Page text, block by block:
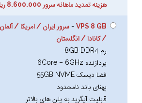
هزینه تمدید ماهانه سرور 8.600.000 ریال
VPS 8 GB
- سرور ایران / امریکا /
/ کانادا / انگلستان
رم 8GB DDR4
پردازنده 6Core – 6GHz
فضا دیسک 55GB NVME
پهنای باند نامحدود
قابلیت آپگرید به پلن های بالاتر